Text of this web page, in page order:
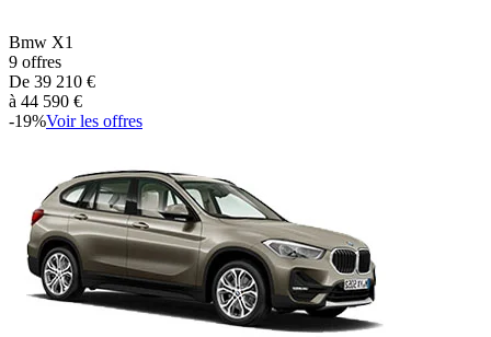
Bmw X1
9 offres
De 39 210 €
à 44 590 €
-19%Voir les offres